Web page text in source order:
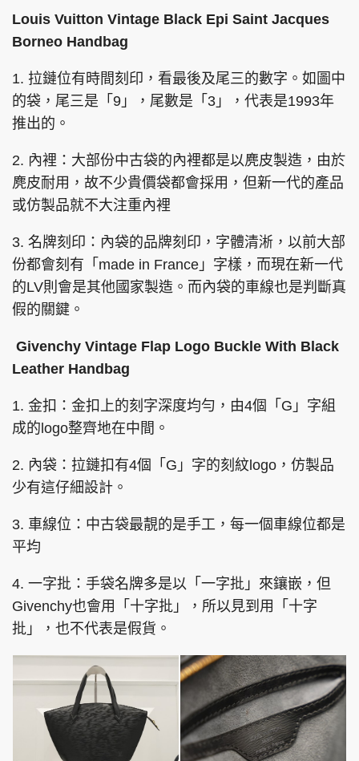
Louis Vuitton Vintage Black Epi Saint Jacques
Borneo Handbag
1. 拉鏈位有時間刻印，看最後及尾三的數字。如圖中
的袋，尾三是「9」，尾數是「3」，代表是1993年
推出的。
2. 內裡：大部份中古袋的內裡都是以麂皮製造，由於
麂皮耐用，故不少貴價袋都會採用，但新一代的產品
或仿製品就不大注重內裡
3. 名牌刻印：內袋的品牌刻印，字體清淅，以前大部
份都會刻有「made in France」字樣，而現在新一代
的LV則會是其他國家製造。而內袋的車線也是判斷真
假的關鍵。
Givenchy Vintage Flap Logo Buckle With Black
Leather Handbag
1. 金扣：金扣上的刻字深度均勻，由4個「G」字組
成的logo整齊地在中間。
2. 內袋：拉鏈扣有4個「G」字的刻紋logo，仿製品
少有這仔細設計。
3. 車線位：中古袋最靚的是手工，每一個車線位都是
平均
4. 一字批：手袋名牌多是以「一字批」來鑲嵌，但
Givenchy也會用「十字批」，所以見到用「十字
批」，也不代表是假貨。